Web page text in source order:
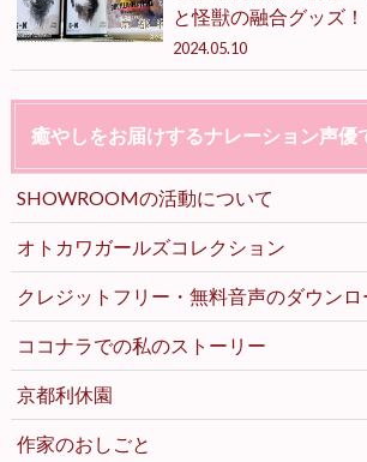
と怪獣の融合グッズ！
2024.05.10
癒やしをお届けするナレーション声優
SHOWROOMの活動について
オトカワガールズコレクション
クレジットフリー・無料音声のダウンロ
ココナラでの私のストーリー
京都利休園
作家のおしごと